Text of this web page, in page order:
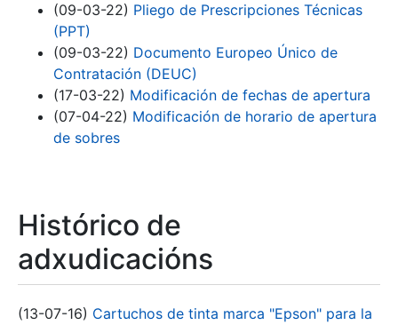
(09-03-22) Pliego de Prescripciones Técnicas
(PPT)
(09-03-22) Documento Europeo Único de
Contratación (DEUC)
(17-03-22) Modificación de fechas de apertura
(07-04-22) Modificación de horario de apertura
de sobres
Histórico de
adxudicacións
(13-07-16) Cartuchos de tinta marca "Epson" para la